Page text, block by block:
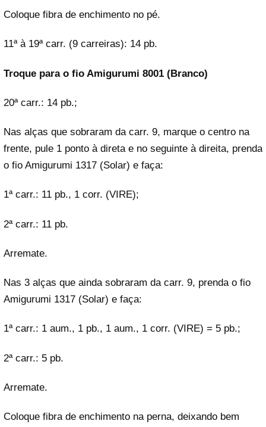
Coloque fibra de enchimento no pé.
11ª à 19ª carr. (9 carreiras): 14 pb.
Troque para o fio Amigurumi 8001 (Branco)
20ª carr.: 14 pb.;
Nas alças que sobraram da carr. 9, marque o centro na
frente, pule 1 ponto à direta e no seguinte à direita, prenda
o fio Amigurumi 1317 (Solar) e faça:
1ª carr.: 11 pb., 1 corr. (VIRE);
2ª carr.: 11 pb.
Arremate.
Nas 3 alças que ainda sobraram da carr. 9, prenda o fio
Amigurumi 1317 (Solar) e faça:
1ª carr.: 1 aum., 1 pb., 1 aum., 1 corr. (VIRE) = 5 pb.;
2ª carr.: 5 pb.
Arremate.
Coloque fibra de enchimento na perna, deixando bem